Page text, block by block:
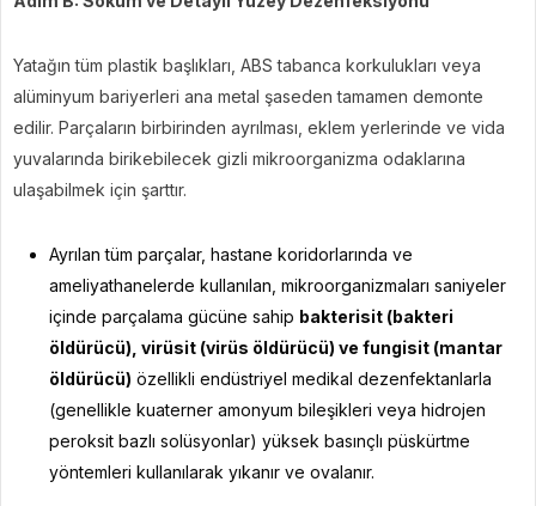
Yatağın tüm plastik başlıkları, ABS tabanca korkulukları veya
alüminyum bariyerleri ana metal şaseden tamamen demonte
edilir. Parçaların birbirinden ayrılması, eklem yerlerinde ve vida
yuvalarında birikebilecek gizli mikroorganizma odaklarına
ulaşabilmek için şarttır.
Ayrılan tüm parçalar, hastane koridorlarında ve
ameliyathanelerde kullanılan, mikroorganizmaları saniyeler
içinde parçalama gücüne sahip bakterisit (bakteri
öldürücü), virüsit (virüs öldürücü) ve fungisit (mantar
öldürücü) özellikli endüstriyel medikal dezenfektanlarla
(genellikle kuaterner amonyum bileşikleri veya hidrojen
peroksit bazlı solüsyonlar) yüksek basınçlı püskürtme
yöntemleri kullanılarak yıkanır ve ovalanır.